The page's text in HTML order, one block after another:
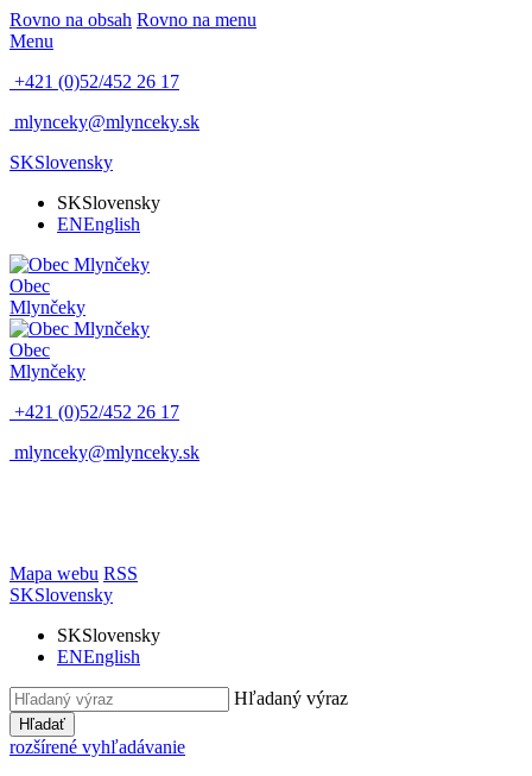
Rovno na obsah Rovno na menu
Menu
+421 (0)52/452 26 17
mlynceky@mlynceky.sk
SKSlovensky
SKSlovensky
ENEnglish
Obec
Mlynčeky
Obec
Mlynčeky
+421 (0)52/452 26 17
mlynceky@mlynceky.sk
Mapa webu RSS
SKSlovensky
SKSlovensky
ENEnglish
Hľadaný výraz
Hľadať
rozšírené vyhľadávanie